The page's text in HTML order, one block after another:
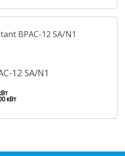
12 SA/N1
кВт